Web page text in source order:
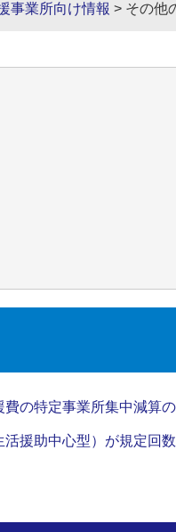
事業所向け情報 > その他
費の特定事業所集中減算
活援助中心型）が規定回